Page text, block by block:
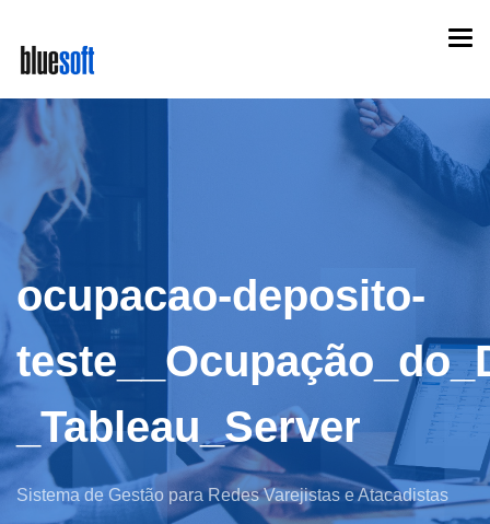
main
content
ocupacao-deposito-
_Tableau_Server
Sistema de Gestão para Redes Varejistas e Atacadistas